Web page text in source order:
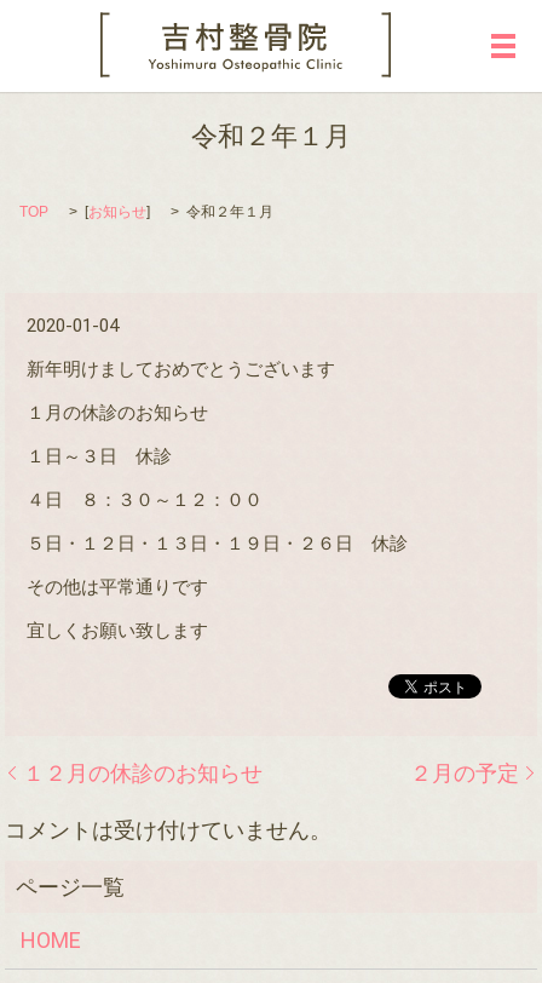
メ
令和２年１月
TOP [お知らせ] 令和２年１月
2020-01-04
新年明けましておめでとうございます
１月の休診のお知らせ
１日～３日 休診
４日 ８：３０～１２：００
５日・１２日・１３日・１９日・２６日 休診
その他は平常通りです
宜しくお願い致します
１２月の休診のお知らせ ２月の予定
コメントは受け付けていません。
HOME